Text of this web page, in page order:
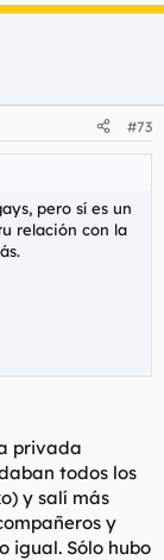
#73
pero sí es un
relación con la
privada
todos los
y salí más
y
igual. Sólo hubo